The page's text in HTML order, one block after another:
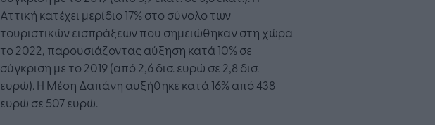
Αττική κατέχει μερίδιο 17% στο σύνολο των
τουριστικών εισπράξεων που σημειώθηκαν στη χώρα
το 2022, παρουσιάζοντας αύξηση κατά 10% σε
σύγκριση με το 2019 (από 2,6 δισ. ευρώ σε 2,8 δισ.
ευρώ). Η Μέση Δαπάνη αυξήθηκε κατά 16% από 438
ευρώ σε 507 ευρώ.